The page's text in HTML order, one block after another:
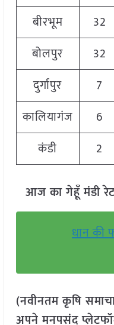
बीरभूम
32
बोलपुर
32
दुर्गापुर
7
कालियागंज
6
कंडी
2
आज का गेहूँ मंडी
धान की
(नवीनतम कृषि
अपने मनपसंद